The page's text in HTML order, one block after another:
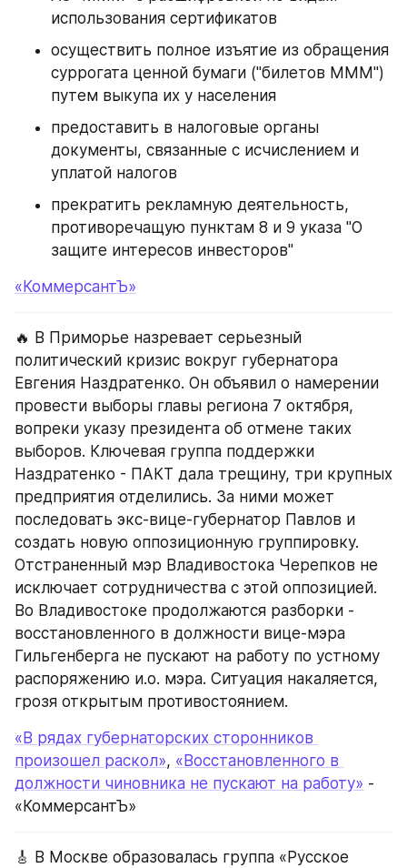
использования сертификатов
осуществить полное изъятие из обращения
суррогата ценной бумаги ("билетов МММ")
путем выкупа их у населения
предоставить в налоговые органы
документы, связанные с исчислением и
уплатой налогов
прекратить рекламную деятельность,
противоречащую пунктам 8 и 9 указа "О
защите интересов инвесторов"
«КоммерсантЪ»
🔥 В Приморье назревает серьезный
политический кризис вокруг губернатора
Евгения Наздратенко. Он объявил о намерении
провести выборы главы региона 7 октября,
вопреки указу президента об отмене таких
выборов. Ключевая группа поддержки
Наздратенко - ПАКТ дала трещину, три крупных
предприятия отделились. За ними может
последовать экс-вице-губернатор Павлов и
создать новую оппозиционную группировку.
Отстраненный мэр Владивостока Черепков не
исключает сотрудничества с этой оппозицией.
Во Владивостоке продолжаются разборки -
восстановленного в должности вице-мэра
Гильгенберга не пускают на работу по устному
распоряжению и.о. мэра. Ситуация накаляется,
грозя открытым противостоянием.
«В рядах губернаторских сторонников
произошел раскол», «Восстановленного в
должности чиновника не пускают на работу» -
«КоммерсантЪ»
🎸 В Москве образовалась группа «Русское